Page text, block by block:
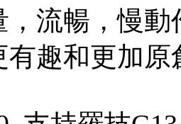
，流暢，慢
有趣和更加原